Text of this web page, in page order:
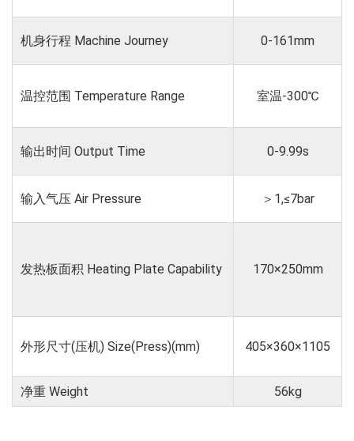
机⾝⾏程 Machine Journey 0-161mm
温控范围 Temperature Range 室温-300℃
输出时间 Output Time 0-9.99s
输⼊⽓压 Air Pressure ＞1,≤7bar
发热板⾯积 Heating Plate Capability 170×250mm
外形尺⼨(压机) Size(Press)(mm) 405×360×1105
净重 Weight 56kg